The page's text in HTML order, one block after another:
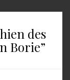
des
Borie”